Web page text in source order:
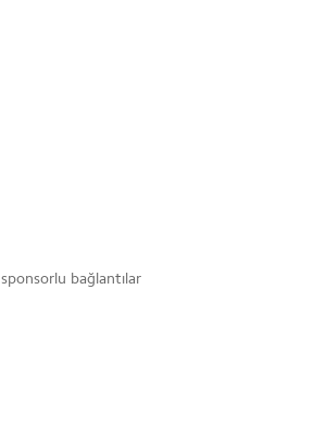
sponsorlu bağlantılar